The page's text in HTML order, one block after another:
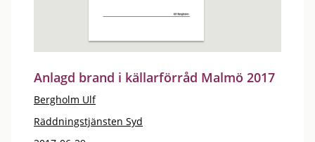
Anlagd brand i källarförråd Malmö 2017
Bergholm Ulf
Räddningstjänsten Syd